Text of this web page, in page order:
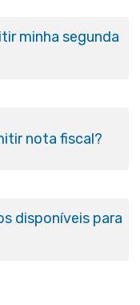
minha segunda
nota fiscal?
disponíveis para